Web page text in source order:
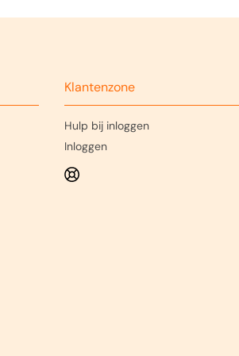
op het
Klantenzone
Hulp bij inloggen
Inloggen